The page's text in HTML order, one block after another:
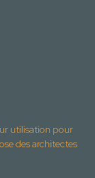
utilisation pour
des architectes